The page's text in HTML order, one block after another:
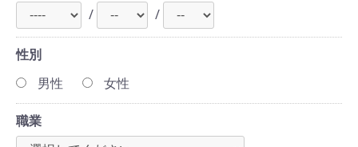
/
/
性別
男性
女性
職業